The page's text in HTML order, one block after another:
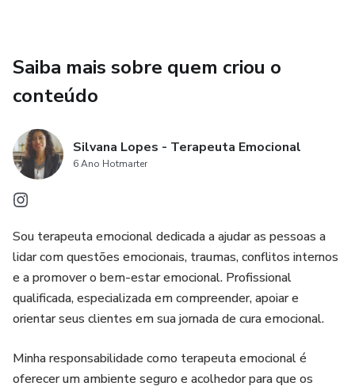
Saiba mais sobre quem criou o
conteúdo
Silvana Lopes - Terapeuta Emocional
6 Ano Hotmarter
Sou terapeuta emocional dedicada a ajudar as pessoas a
lidar com questões emocionais, traumas, conflitos internos
e a promover o bem-estar emocional. Profissional
qualificada, especializada em compreender, apoiar e
orientar seus clientes em sua jornada de cura emocional.
Minha responsabilidade como terapeuta emocional é
oferecer um ambiente seguro e acolhedor para que os